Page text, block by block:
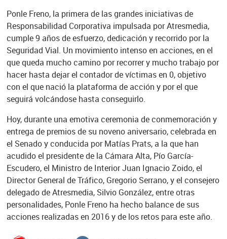
Ponle Freno, la primera de las grandes iniciativas de
Responsabilidad Corporativa impulsada por Atresmedia,
cumple 9 años de esfuerzo, dedicación y recorrido por la
Seguridad Vial. Un movimiento intenso en acciones, en el
que queda mucho camino por recorrer y mucho trabajo por
hacer hasta dejar el contador de víctimas en 0, objetivo
con el que nació la plataforma de acción y por el que
seguirá volcándose hasta conseguirlo.
Hoy, durante una emotiva ceremonia de conmemoración y
entrega de premios de su noveno aniversario, celebrada en
el Senado y conducida por Matías Prats, a la que han
acudido el presidente de la Cámara Alta, Pío García-
Escudero, el Ministro de Interior Juan Ignacio Zoido, el
Director General de Tráfico, Gregorio Serrano, y el consejero
delegado de Atresmedia, Silvio González, entre otras
personalidades, Ponle Freno ha hecho balance de sus
acciones realizadas en 2016 y de los retos para este año.